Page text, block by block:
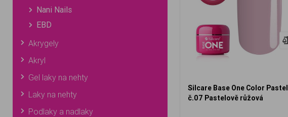
Nani Nails
EBD
Akrygely
Akryl
Gel laky na nehty
Laky na nehty
Podlaky a nadlaky
Silcare Base One Color Pastel
č.07 Pastelově růžová